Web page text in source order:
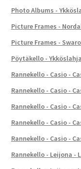
Photo Albums -
Picture Frames -
Picture Frames -
Pöytäkello -
Rannekello - Casio -
Rannekello - Casio -
Rannekello - Casio -
Rannekello - Casio -
Rannekello - Casio -
Rannekello - Leijona -